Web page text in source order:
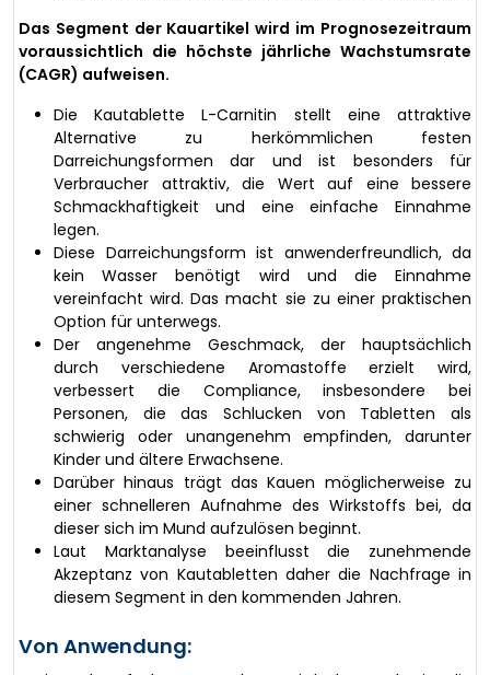
Das Segment der Kauartikel wird im Prognosezeitraum
voraussichtlich die höchste jährliche Wachstumsrate
(CAGR) aufweisen.
Die Kautablette L-Carnitin stellt eine attraktive
Alternative zu herkömmlichen festen
Darreichungsformen dar und ist besonders für
Verbraucher attraktiv, die Wert auf eine bessere
Schmackhaftigkeit und eine einfache Einnahme
legen.
Diese Darreichungsform ist anwenderfreundlich, da
kein Wasser benötigt wird und die Einnahme
vereinfacht wird. Das macht sie zu einer praktischen
Option für unterwegs.
Der angenehme Geschmack, der hauptsächlich
durch verschiedene Aromastoffe erzielt wird,
verbessert die Compliance, insbesondere bei
Personen, die das Schlucken von Tabletten als
schwierig oder unangenehm empfinden, darunter
Kinder und ältere Erwachsene.
Darüber hinaus trägt das Kauen möglicherweise zu
einer schnelleren Aufnahme des Wirkstoffs bei, da
dieser sich im Mund aufzulösen beginnt.
Laut Marktanalyse beeinflusst die zunehmende
Akzeptanz von Kautabletten daher die Nachfrage in
diesem Segment in den kommenden Jahren.
Von Anwendung: